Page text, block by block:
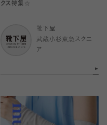
クス特集☆
靴下屋
武蔵小杉東急スクエ
ア